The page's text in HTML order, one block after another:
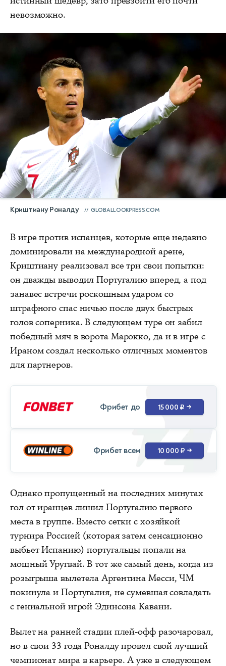
невозможно.
Криштиану Роналду GLOBALLOOKPRESS.COM
В игре против испанцев, которые еще недавно
доминировали на международной арене,
Криштиану реализовал все три свои попытки:
он дважды выводил Португалию вперед, а под
занавес встречи роскошным ударом со
штрафного спас ничью после двух быстрых
голов соперника. В следующем туре он забил
победный мяч в ворота Марокко, да и в игре с
Ираном создал несколько отличных моментов
для партнеров.
Фрибет до 15 000 ₽ →
Фрибет всем 10 000 ₽ →
Однако пропущенный на последних минутах
гол от иранцев лишил Португалию первого
места в группе. Вместо сетки с хозяйкой
турнира Россией (которая затем сенсационно
выбьет Испанию) португальцы попали на
мощный Уругвай. В тот же самый день, когда из
розыгрыша вылетела Аргентина Месси, ЧМ
покинула и Португалия, не сумевшая совладать
с гениальной игрой Эдинсона Кавани.
Вылет на ранней стадии плей-офф разочаровал,
но в свои 33 года Роналду провел свой лучший
чемпионат мира в карьере. А уже в следующем